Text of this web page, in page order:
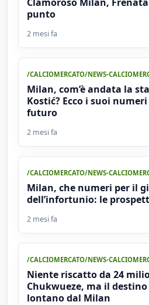
punto
2 mesi fa
/CALCIOMERCATO/NEWS-
Milan, com’è andata la
Kostić? Ecco i suoi
futuro
2 mesi fa
/CALCIOMERCATO/NEWS-
Milan, che numeri per il
dell’infortunio: le
2 mesi fa
/CALCIOMERCATO/NEWS-
Niente riscatto da 24
Chukwueze, ma il destino
lontano dal Milan